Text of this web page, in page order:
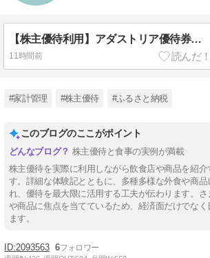
【株主優待利用】アダストリア優待券10,000円分の使い道 (2025/02分)
11時間前
#家計管理 #株主優待 #ふるさと納税
このブログのここがポイント
株主優待と食事の実例が満載
株主優待を実際に利用しながら飲食店や商品を紹
す。詳細な体験記とともに、多種多様な外食や商
れ、優待を最大限に活用する工夫が伝わります。
や商品に焦点を当てているため、経済面だけでなく
ます。
2093563 6